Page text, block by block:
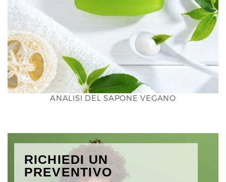
ANALISI DEL SAPONE VEGANO
RICHIEDI UN
PREVENTIVO